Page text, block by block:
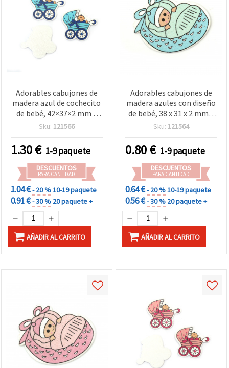
Adorables cabujones de
madera azul de cochecito
de bebé, 42×37×2 mm –
perfectos para baby
decoración DIY, pack de 10
uds
Sku: 121566
1.30€ 1-9 paquete
DESCUENTOS
PARA CANTIDAD
1.04 €- 20 %10-19 paquete
0.91 €- 30 % 20 paquete +
AÑADIR AL CARRITO
Adorables cabujones de
madera azules con diseño
de bebé, 38 x 31 x 2 mm –
perfectos para baby
decoraciones DIY, pack de
10 uds.
Sku: 121564
0.80€ 1-9 paquete
DESCUENTOS
PARA CANTIDAD
0.64 €- 20 %10-19 paquete
0.56 €- 30 % 20 paquete +
AÑADIR AL CARRITO